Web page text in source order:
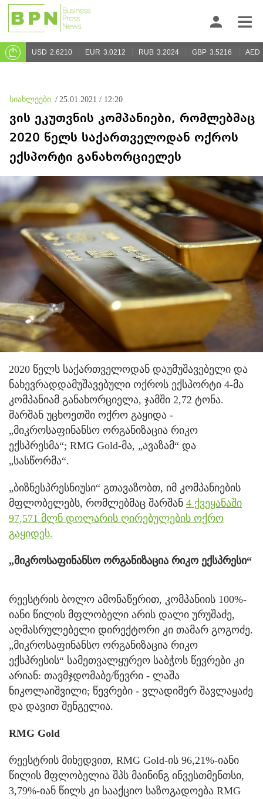
USD 2.6210 EUR 3.0212 RUB 3.2024 GBP 3.5216 AED
სიახლეები / 25.01.2021 / 12:20
ვის ეკუთვნის კომპანიები, რომლებმაც
2020 წელს საქართველოდან ოქროს
ექსპორტი განახორციელეს
2020 წელს საქართველოდან დაუმუშავებელი და
ნახევრადდამუშავებული ოქროს ექსპორტი 4-მა
კომპანიამ განახორციელა, ჯამში 2,72 ტონა.
შარშან უცხოეთში ოქრო გაყიდა -
„მიკროსაფინანსო ორგანიზაცია რიკო
ექსპრესმა“; RMG Gold-მა, „ავაზამ“ და
„სასწორმა“.
„ბიზნესპრესნიუსი“ გთავაზობთ, იმ კომპანიების
მფლობელებს, რომლებმაც შარშან 4 ქვეყანაში
97,571 მლნ დოლარის ღირებულების ოქრო
გაყიდეს.
„მიკროსაფინანსო ორგანიზაცია რიკო ექსპრესი“
რეესტრის ბოლო ამონაწერით, კომპანიის 100%-
იანი წილის მფლობელი არის დალი ურუშაძე,
აღმასრულებელი დირექტორი კი თამარ გოგოძე.
„მიკროსაფინანსო ორგანიზაცია რიკო
ექსპრესის“ სამეთვალყურეო საბჭოს წევრები კი
არიან: თავმჯდომაბე/წევრი - ლაშა
ნიკოლაიშვილი; წევრები - ვლადიმერ შავლაყაძე
და დავით შენგელია.
RMG Gold
რეესტრის მიხედვით, RMG Gold-ის 96,21%-იანი
წილის მფლობელია შპს მაინინგ ინვესთმენთსი,
3,79%-იან წილს კი სააქციო საზოგადოება RMG